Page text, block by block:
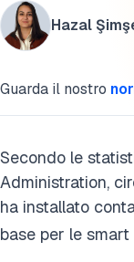
Hazal
Guarda il nostro
Secondo le
Administration,
ha installato
base per le smart
Processo di
Cita questa